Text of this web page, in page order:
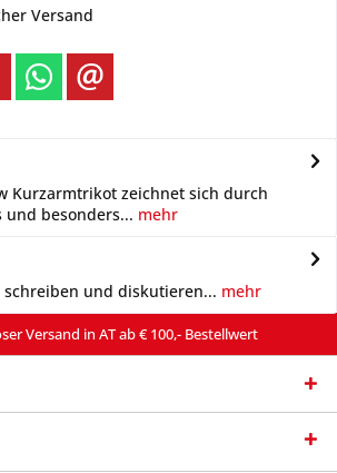
Versand
Kurzarmtrikot zeichnet sich durch
besonders... mehr
schreiben und diskutieren... mehr
Versand in AT ab € 100,- Bestellwert